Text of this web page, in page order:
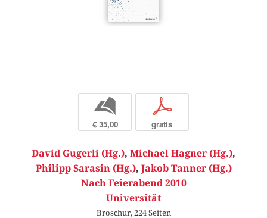
b
€ 35,00
p
gratis
David Gugerli (Hg.), Michael Hagner (Hg.),
Philipp Sarasin (Hg.), Jakob Tanner (Hg.)
Nach Feierabend 2010
Universität
Broschur, 224 Seiten